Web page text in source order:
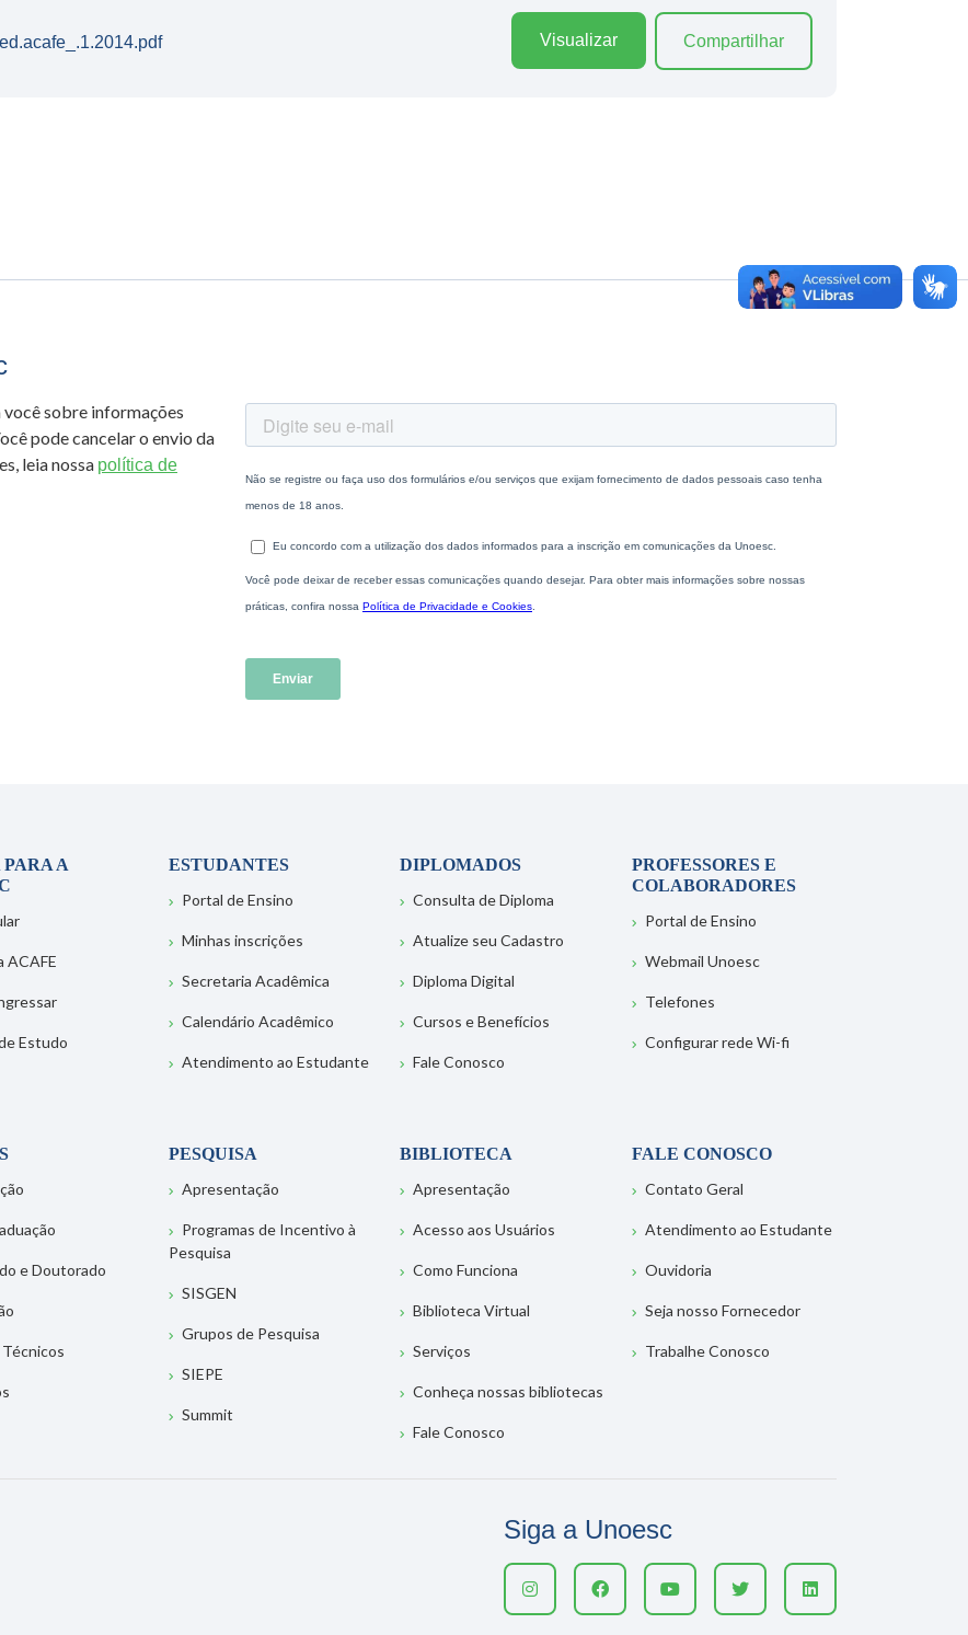
Visualizar Compartilhar
sobre informações
pode cancelar o envio da
leia nossa política de
A
ACAFE
Estudo
ESTUDANTES
Portal de Ensino
Minhas inscrições
Secretaria Acadêmica
Calendário Acadêmico
Atendimento ao Estudante
DIPLOMADOS
Consulta de Diploma
Atualize seu Cadastro
Diploma Digital
Cursos e Benefícios
Fale Conosco
PROFESSORES E
COLABORADORES
Portal de Ensino
Webmail Unoesc
Telefones
Configurar rede Wi-fi
e Doutorado
PESQUISA
Apresentação
Programas de Incentivo à
Pesquisa
SISGEN
Grupos de Pesquisa
SIEPE
Summit
BIBLIOTECA
Apresentação
Acesso aos Usuários
Como Funciona
Biblioteca Virtual
Serviços
Conheça nossas bibliotecas
Fale Conosco
FALE CONOSCO
Contato Geral
Atendimento ao Estudante
Ouvidoria
Seja nosso Fornecedor
Trabalhe Conosco
Siga a Unoesc